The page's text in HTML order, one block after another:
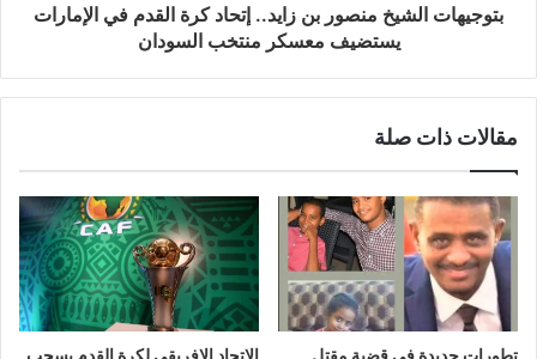
بتوجيهات الشيخ منصور بن زايد.. إتحاد كرة القدم في الإمارات
يستضيف معسكر منتخب السودان
مقالات ذات صلة
تطورات جديدة في قضية مقتل
الاتحاد الإفريقي لكرة القدم يسحب